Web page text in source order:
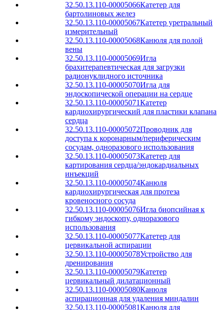
32.50.13.110-00005066Катетер для
бартолиновых желез
32.50.13.110-00005067Катетер уретральный
измерительный
32.50.13.110-00005068Канюля для полой
вены
32.50.13.110-00005069Игла
брахитерапевтическая для загрузки
радионуклидного источника
32.50.13.110-00005070Игла для
эндоскопической операции на сердце
32.50.13.110-00005071Катетер
кардиохирургический для пластики клапана
сердца
32.50.13.110-00005072Проводник для
доступа к коронарным/периферическим
сосудам, одноразового использования
32.50.13.110-00005073Катетер для
картирования сердца/эндокардиальных
инъекций
32.50.13.110-00005074Канюля
кардиохирургическая для протеза
кровеносного сосуда
32.50.13.110-00005076Игла биопсийная к
гибкому эндоскопу, одноразового
использования
32.50.13.110-00005077Катетер для
цервикальной аспирации
32.50.13.110-00005078Устройство для
дренирования
32.50.13.110-00005079Катетер
цервикальный дилатационный
32.50.13.110-00005080Канюля
аспирационная для удаления миндалин
32.50.13.110-00005081Канюля для